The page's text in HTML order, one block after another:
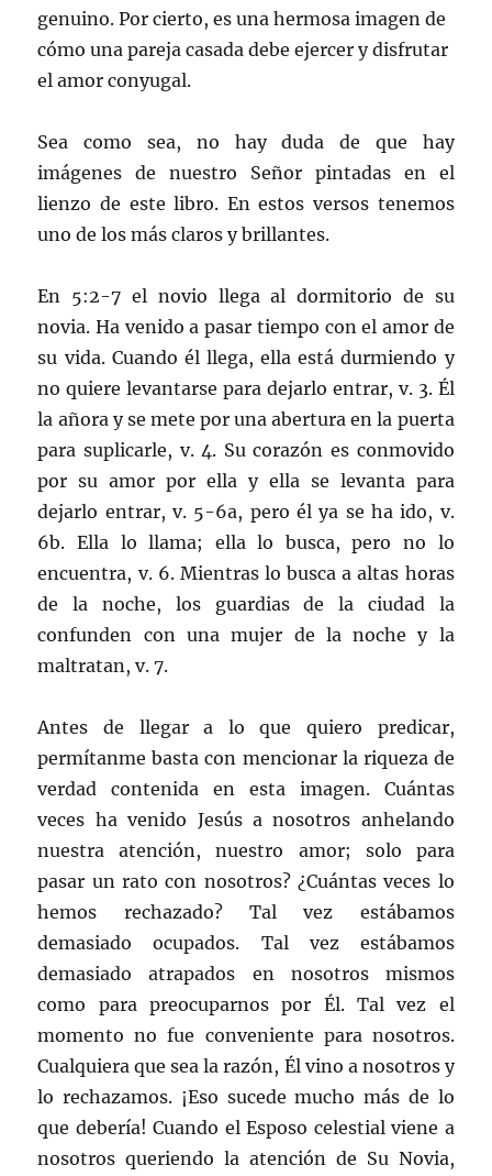
genuino. Por cierto, es una hermosa imagen de
cómo una pareja casada debe ejercer y disfrutar
el amor conyugal.
Sea como sea, no hay duda de que hay
imágenes de nuestro Señor pintadas en el
lienzo de este libro. En estos versos tenemos
uno de los más claros y brillantes.
En 5:2-7 el novio llega al dormitorio de su
novia. Ha venido a pasar tiempo con el amor de
su vida. Cuando él llega, ella está durmiendo y
no quiere levantarse para dejarlo entrar, v. 3. Él
la añora y se mete por una abertura en la puerta
para suplicarle, v. 4. Su corazón es conmovido
por su amor por ella y ella se levanta para
dejarlo entrar, v. 5-6a, pero él ya se ha ido, v.
6b. Ella lo llama; ella lo busca, pero no lo
encuentra, v. 6. Mientras lo busca a altas horas
de la noche, los guardias de la ciudad la
confunden con una mujer de la noche y la
maltratan, v. 7.
Antes de llegar a lo que quiero predicar,
permítanme basta con mencionar la riqueza de
verdad contenida en esta imagen. Cuántas
veces ha venido Jesús a nosotros anhelando
nuestra atención, nuestro amor; solo para
pasar un rato con nosotros? ¿Cuántas veces lo
hemos rechazado? Tal vez estábamos
demasiado ocupados. Tal vez estábamos
demasiado atrapados en nosotros mismos
como para preocuparnos por Él. Tal vez el
momento no fue conveniente para nosotros.
Cualquiera que sea la razón, Él vino a nosotros y
lo rechazamos. ¡Eso sucede mucho más de lo
que debería! Cuando el Esposo celestial viene a
nosotros queriendo la atención de Su Novia,